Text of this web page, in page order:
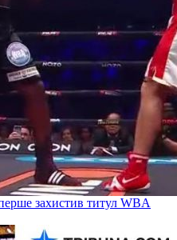
захистив титул WBA